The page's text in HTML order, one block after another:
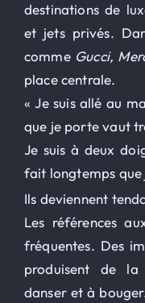
destinations de
et jets privés.
comme Gucci,
place centrale.
« Je suis allé au
que je porte vaut
Je suis à deux
fait longtemps que
Ils deviennent
Les références
fréquentes. Des
produisent de
danser et à